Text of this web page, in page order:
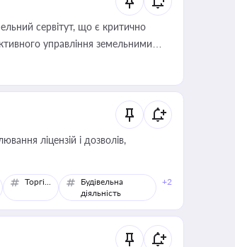
сервітут, що є критично
управління земельними
ліцензій і дозволів,
Торгівля
Будівельна
діяльність
+2